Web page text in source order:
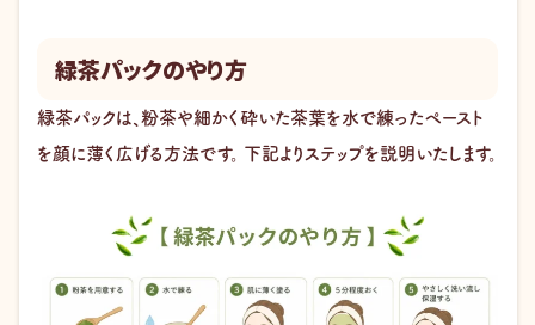
緑茶パックのやり方
緑茶パックは、粉茶や細かく砕いた茶葉を水で練ったペースト
を顔に薄く広げる方法です。 下記よりステップを説明いたします。